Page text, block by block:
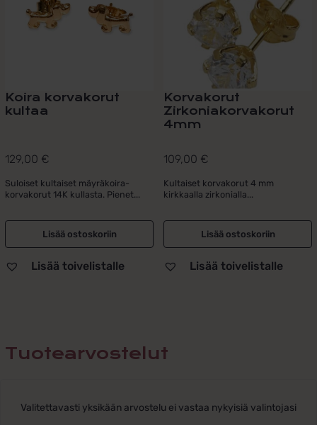
Koira korvakorut
kultaa
129,00 €
Suloiset kultaiset mäyräkoira-
korvakorut 14K kullasta. Pienet...
Lisää ostoskoriin
Lisää toivelistalle
Korvakorut
Zirkoniakorvakorut
4mm
109,00 €
Kultaiset korvakorut 4 mm
kirkkaalla zirkonialla...
Lisää ostoskoriin
Lisää toivelistalle
Tuotearvostelut
Valitettavasti yksikään arvostelu ei vastaa nykyisiä valintojasi